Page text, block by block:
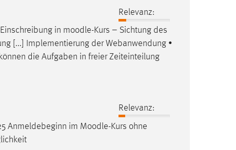
Relevanz:
in moodle-Kurs – Sichtung des
[...] Implementierung der Webanwendung •
die Aufgaben in freier Zeiteinteilung
Relevanz:
Anmeldebeginn im Moodle-Kurs ohne